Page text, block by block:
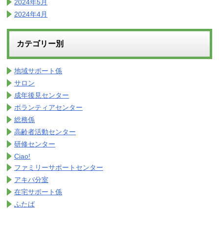
2024年5月
2024年4月
カテゴリー別
地域サポート係
サロン
成年後見センター
ボランティアセンター
総務係
高齢者活動センター
研修センター
Ciao!
ファミリーサポートセンター
アキバ分室
在宅サポート係
ふたば